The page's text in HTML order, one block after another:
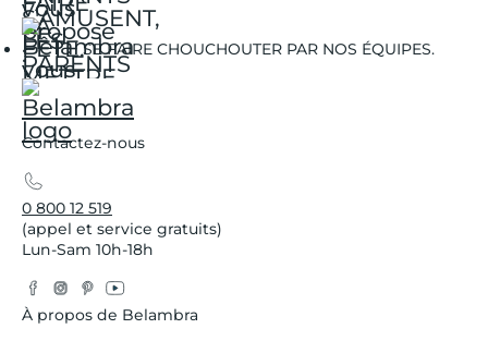
SE FAIRE CHOUCHOUTER PAR NOS ÉQUIPES.
Contactez-nous
0 800 12 519
(appel et service gratuits)
Lun-Sam 10h-18h
Facebook
Instagram
Pinterest
YouTube
À propos de Belambra